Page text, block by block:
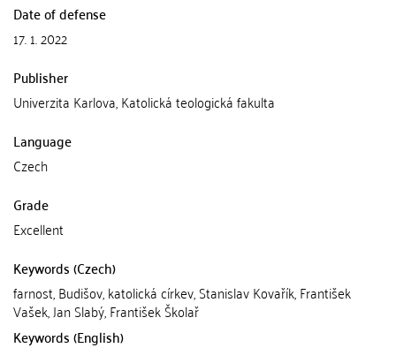
Date of defense
17. 1. 2022
Publisher
Univerzita Karlova, Katolická teologická fakulta
Language
Czech
Grade
Excellent
Keywords (Czech)
farnost, Budišov, katolická církev, Stanislav Kovařík, František
Vašek, Jan Slabý, František Školař
Keywords (English)